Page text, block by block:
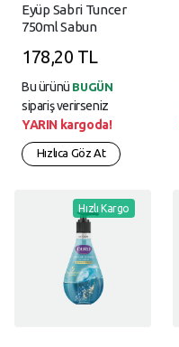
Eyüp Sabri Tuncer
750ml Sabun
178,20 TL
Bu ürünü BUGÜN
sipariş verirseniz
YARIN kargoda!
Hızlıca Göz At
Hızlı Kargo